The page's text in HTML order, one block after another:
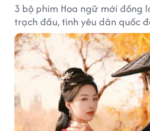
3 bộ phim Hoa ngữ mới đồng
trạch đấu, tình yêu dân quốc